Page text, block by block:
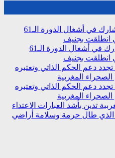
المغرب يشارك في أشغال الدورة الـ61
انطلقت بجنيف
المغرب يشارك في أشغال الدورة الـ61
انطلقت بجنيف
تجدد دعم الحكم الذاتي وتعتبره
المغربية
تجدد دعم الحكم الذاتي وتعتبره
المغربية
تدين بأشد العبارات الاعتداء
الذي طال حرمة وسلامة أراضي